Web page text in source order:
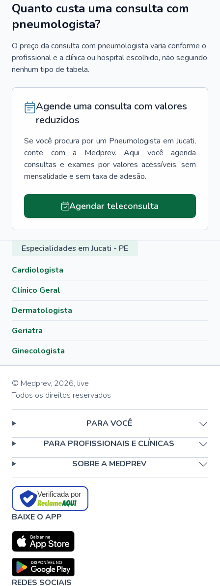
Quanto custa uma consulta com
pneumologista?
O preço da consulta com pneumologista varia conforme o
profissional e a clínica ou hospital escolhido, não seguindo
nenhum tipo de tabela.
Agende uma consulta com valores
reduzidos
Se você procura por um Pneumologista em Jucati,
conte com a Medprev. Aqui você agenda
consultas e exames por valores acessíveis, sem
mensalidade e sem taxa de adesão.
Agendar teleconsulta
Especialidades em Jucati - PE
Cardiologista
Clínico Geral
Dermatologista
Geriatra
Ginecologista
© Medprev, 2026, live
Todos os direitos reservados
PARA VOCÊ
PARA PROFISSIONAIS E CLÍNICAS
SOBRE A MEDPREV
Verificada por
BAIXE O APP
REDES SOCIAIS